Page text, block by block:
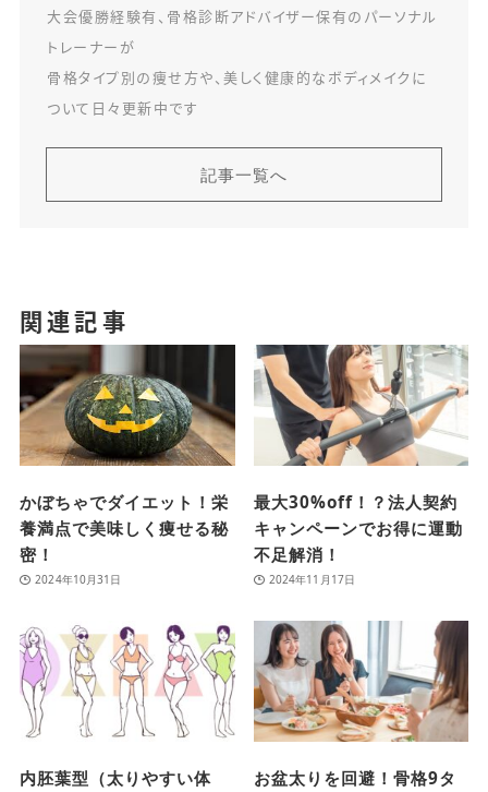
大会優勝経験有、骨格診断アドバイザー保有のパーソナル
トレーナーが
骨格タイプ別の痩せ方や、美しく健康的なボディメイクに
ついて日々更新中です
記事一覧へ
関連記事
かぼちゃでダイエット！栄
養満点で美味しく痩せる秘
密！
2024年10月31日
最大30%off！？法人契約
キャンペーンでお得に運動
不足解消！
2024年11月17日
内胚葉型（太りやすい体
お盆太りを回避！骨格9タ